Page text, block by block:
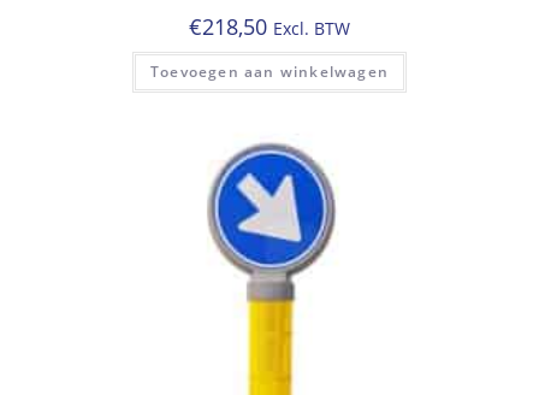
€218,50 Excl. BTW
Toevoegen aan winkelwagen